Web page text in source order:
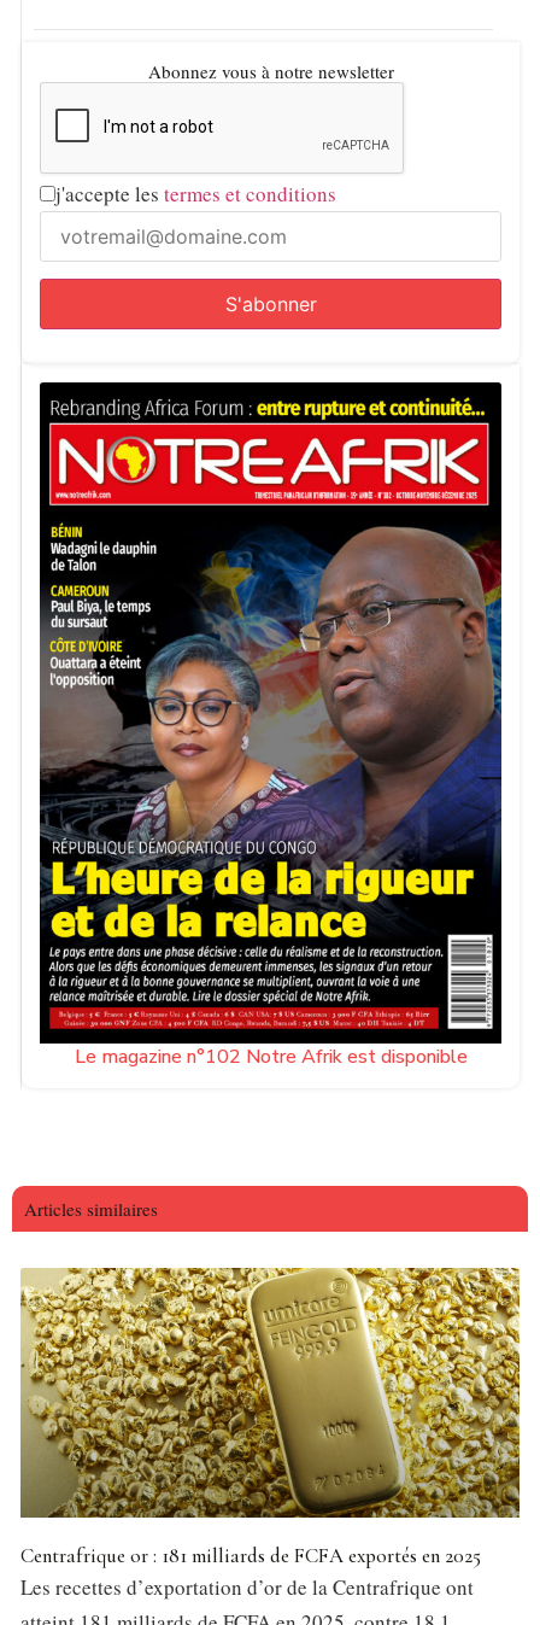
Abonnez vous à notre newsletter
j'accepte les termes et conditions
Le magazine n°102 Notre Afrik est disponible
Articles similaires
Centrafrique or : 181 milliards de FCFA exportés en 2025
Les recettes d’exportation d’or de la Centrafrique ont